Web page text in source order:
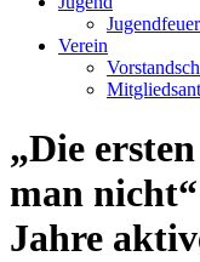
Verein
„Die
man
Jahre